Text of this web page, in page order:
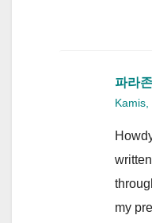
파라
my